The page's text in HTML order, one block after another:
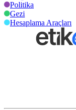
Politika
Gezi
Hesaplama Araçları